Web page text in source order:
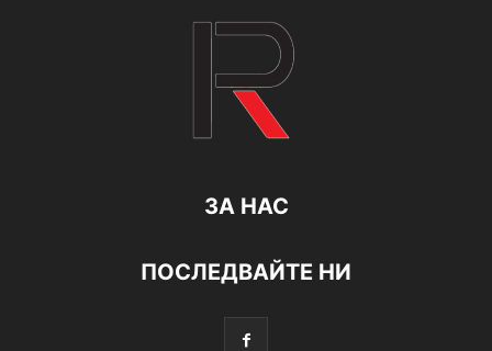
ЗА НАС
ПОСЛЕДВАЙТЕ НИ